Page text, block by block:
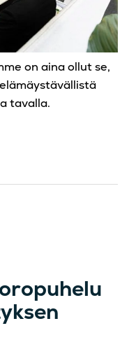
on aina ollut se,
tavalla.